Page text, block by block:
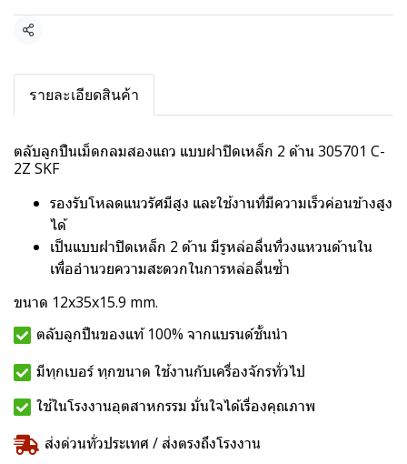
แชร์
รายละเอียดสินค้า
ตลับลูกปืนเม็ดกลมสองแถว แบบฝาปิดเหล็ก 2 ด้าน 305701 C-
2Z SKF
รองรับโหลดแนวรัศมีสูง และใช้งานที่มีความเร็วค่อนข้างสูง
ได้
เป็นแบบฝาปิดเหล็ก 2 ด้าน มีรูหล่อลื่นที่วงแหวนด้านใน
เพื่ออำนวยความสะดวกในการหล่อลื่นซ้ำ
ขนาด 12x35x15.9 mm.
ตลับลูกปืนของแท้ 100% จากแบรนด์ชั้นนำ
มีทุกเบอร์ ทุกขนาด ใช้งานกับเครื่องจักรทั่วไป
ใช้ในโรงงานอุตสาหกรรม มั่นใจได้เรื่องคุณภาพ
ส่งด่วนทั่วประเทศ / ส่งตรงถึงโรงงาน